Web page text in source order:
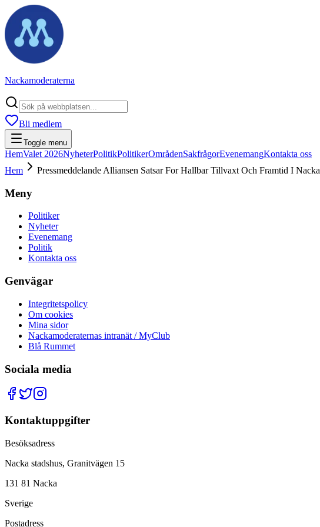
Nackamoderaterna
Bli medlem
Toggle menu
HemValet 2026NyheterPolitikPolitikerOmrådenSakfrågorEvenemangKontakta oss
Hem
Pressmeddelande Alliansen Satsar For Hallbar Tillvaxt Och Framtid I Nacka
Meny
Politiker
Nyheter
Evenemang
Politik
Kontakta oss
Genvägar
Integritetspolicy
Om cookies
Mina sidor
Nackamoderaternas intranät / MyClub
Blå Rummet
Sociala media
Kontaktuppgifter
Besöksadress
Nacka stadshus, Granitvägen 15
131 81 Nacka
Sverige
Postadress